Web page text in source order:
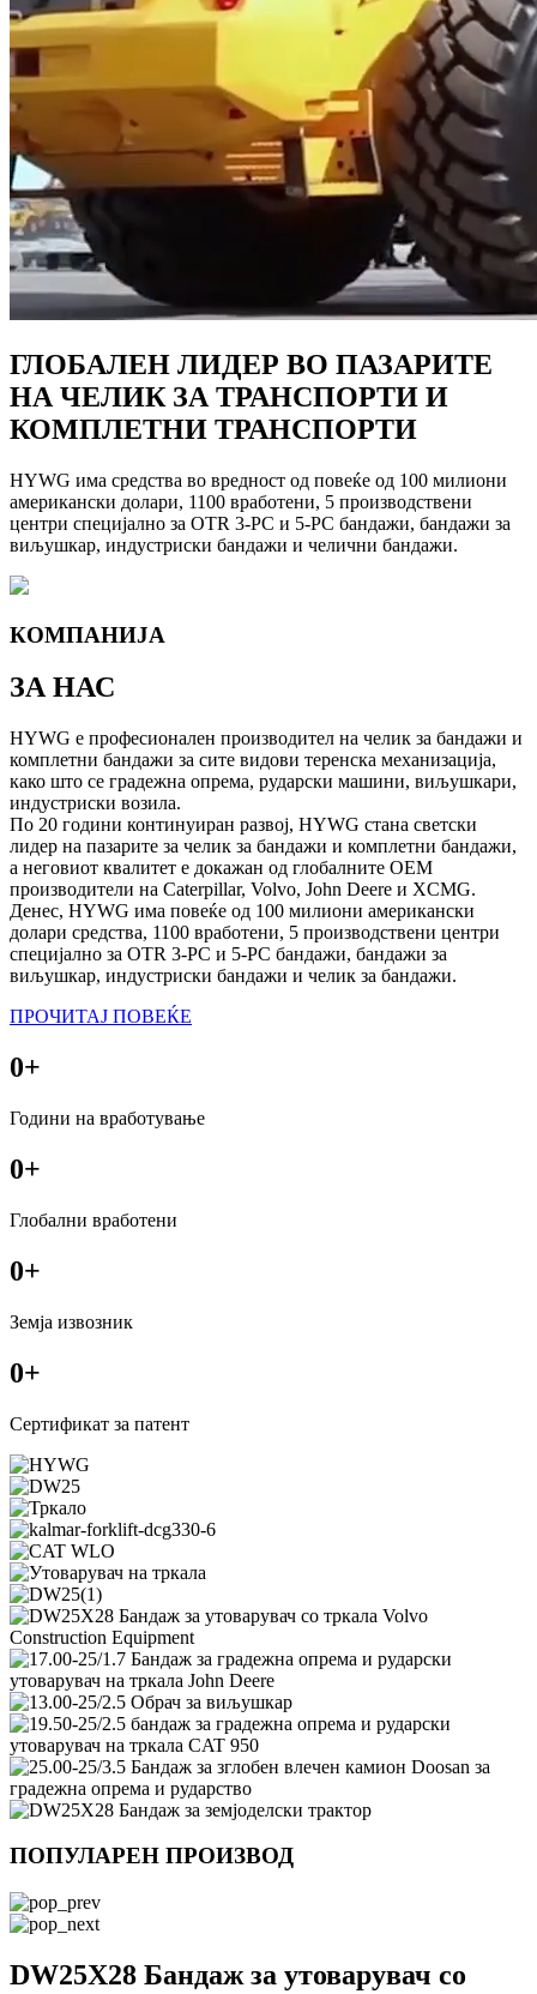
ГЛОБАЛЕН ЛИДЕР ВО ПАЗАРИТЕ
НА ЧЕЛИК ЗА ТРАНСПОРТИ И
КОМПЛЕТНИ ТРАНСПОРТИ
HYWG има средства во вредност од повеќе од 100 милиони
американски долари, 1100 вработени, 5 производствени
центри специјално за OTR 3-PC и 5-PC бандажи, бандажи за
виљушкар, индустриски бандажи и челични бандажи.
КОМПАНИЈА
ЗА НАС
HYWG е професионален производител на челик за бандажи и
комплетни бандажи за сите видови теренска механизација,
како што се градежна опрема, рударски машини, виљушкари,
индустриски возила.
По 20 години континуиран развој, HYWG стана светски
лидер на пазарите за челик за бандажи и комплетни бандажи,
а неговиот квалитет е докажан од глобалните OEM
производители на Caterpillar, Volvo, John Deere и XCMG.
Денес, HYWG има повеќе од 100 милиони американски
долари средства, 1100 вработени, 5 производствени центри
специјално за OTR 3-PC и 5-PC бандажи, бандажи за
виљушкар, индустриски бандажи и челик за бандажи.
ПРОЧИТАЈ ПОВЕЌЕ
0+
Години на вработување
0+
Глобални вработени
0+
Земја извозник
0+
Сертификат за патент
ПОПУЛАРЕН ПРОИЗВОД
DW25X28 Бандаж за утоварувач со